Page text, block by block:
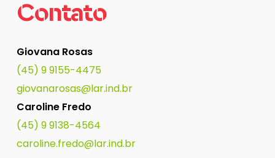
Contato
Giovana Rosas
(45) 9 9155-4475
giovanarosas@lar.ind.br
Caroline Fredo
(45) 9 9138-4564
caroline.fredo@lar.ind.br